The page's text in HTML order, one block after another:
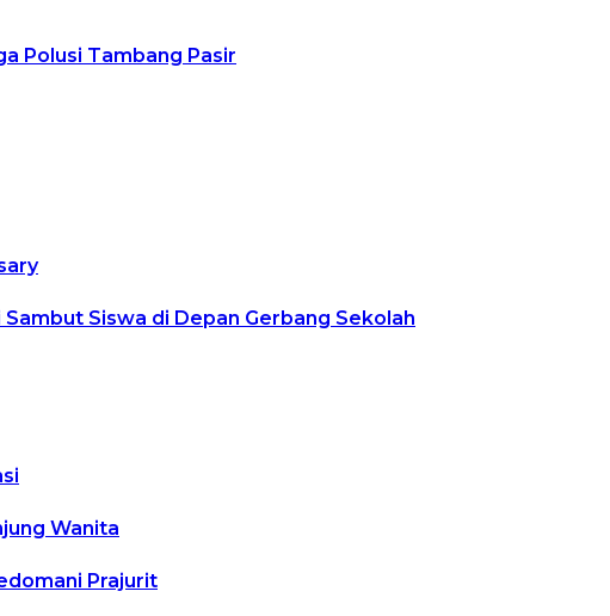
Polusi Tambang Pasir
Siswa di Depan Gerbang Sekolah
Wanita
Prajurit